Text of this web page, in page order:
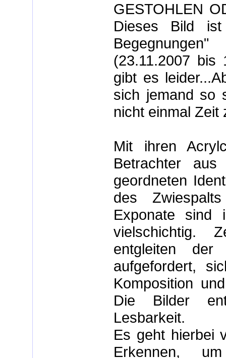
GESTOHLEN
Dieses Bild
(23.11.2007 bis
gibt es
sich jemand so
nicht einmal Zeit
Mit ihren
Betrachter
geordneten
des
Exponate sind
vielschichtig.
entgleiten
aufgefordert,
Komposition
Die Bilder
Lesbarkeit.
Es geht hierbei
Erkennen,